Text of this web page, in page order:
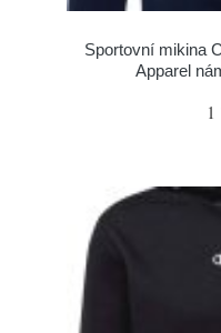
Sportovní mikina
Apparel